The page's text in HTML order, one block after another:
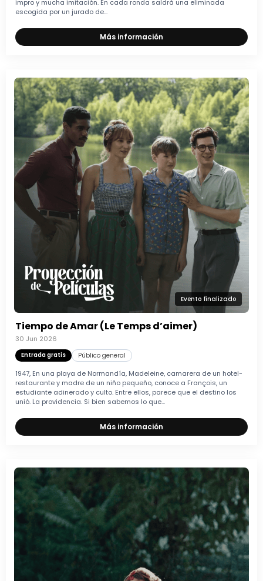
impro y mucha imitación. En cada ronda saldrá una eliminada
escogida por un jurado de...
Más información
Evento finalizado
Tiempo de Amar (Le Temps d’aimer)
30 Jun 2026
Entrada gratis Público general
1947, En una playa de Normandía, Madeleine, camarera de un hotel-
restaurante y madre de un niño pequeño, conoce a François, un
estudiante adinerado y culto. Entre ellos, parece que el destino los
unió. La providencia. Si bien sabemos lo que...
Más información